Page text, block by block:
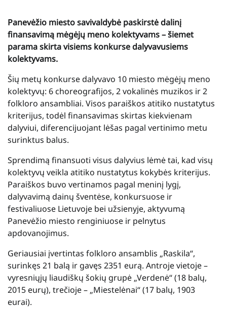
Panevėžio miesto savivaldybė paskirstė dalinį
finansavimą mėgėjų meno kolektyvams – šiemet
parama skirta visiems konkurse dalyvavusiems
kolektyvams.
Šių metų konkurse dalyvavo 10 miesto mėgėjų meno
kolektyvų: 6 choreografijos, 2 vokalinės muzikos ir 2
folkloro ansambliai. Visos paraiškos atitiko nustatytus
kriterijus, todėl finansavimas skirtas kiekvienam
dalyviui, diferencijuojant lėšas pagal vertinimo metu
surinktus balus.
Sprendimą finansuoti visus dalyvius lėmė tai, kad visų
kolektyvų veikla atitiko nustatytus kokybės kriterijus.
Paraiškos buvo vertinamos pagal meninį lygį,
dalyvavimą dainų šventėse, konkursuose ir
festivaliuose Lietuvoje bei užsienyje, aktyvumą
Panevėžio miesto renginiuose ir pelnytus
apdovanojimus.
Geriausiai įvertintas folkloro ansamblis „Raskila“,
surinkęs 21 balą ir gavęs 2351 eurą. Antroje vietoje –
vyresniųjų liaudiškų šokių grupė „Verdenė“ (18 balų,
2015 eurų), trečioje – „Miestelėnai“ (17 balų, 1903
eurai).